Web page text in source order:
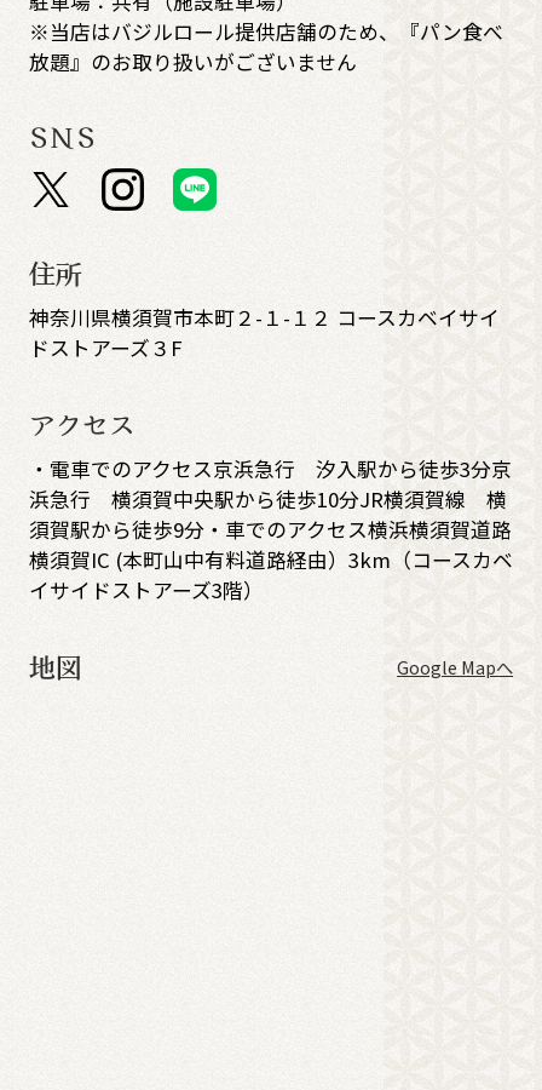
※当店はバジルロール提供店舗のため、『パン食べ
放題』のお取り扱いがございません
SNS
住所
神奈川県横須賀市本町２-１-１２ コースカベイサイ
ドストアーズ３F
アクセス
・電車でのアクセス京浜急行 汐入駅から徒歩3分京
浜急行 横須賀中央駅から徒歩10分JR横須賀線 横
須賀駅から徒歩9分・車でのアクセス横浜横須賀道路
横須賀IC (本町山中有料道路経由）3km（コースカベ
イサイドストアーズ3階）
地図 Google Mapへ